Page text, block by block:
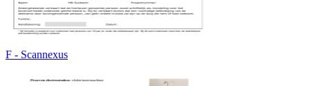
F - Scannexus